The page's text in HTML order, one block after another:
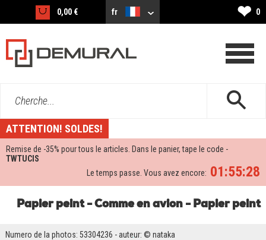
0,00 € fr ❤ 0
Cherche...
ATTENTION! SOLDES!
Remise de -35% pour tous le articles. Dans le panier, tape le code -
TWTUCIS
01:55:28
Le temps passe. Vous avez encore:
Papier peint - Comme en avion - Papier peint
Numero de la photos: 53304236 - auteur: © nataka